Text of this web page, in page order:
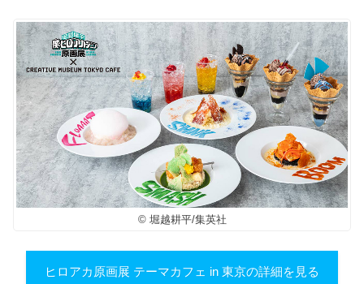
© 堀越耕平/集英社
ヒロアカ原画展 テーマカフェ in 東京の詳細を見る